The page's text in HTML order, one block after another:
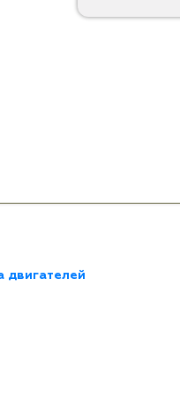
двигателей